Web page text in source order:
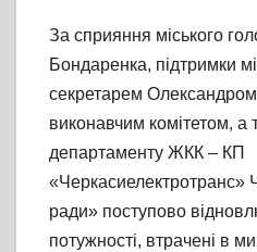
За сприяння міського
Бондаренка, підтримки
секретарем
виконавчим комітетом, а
департаменту ЖКК – КП
«Черкасиелектротранс»
ради» поступово
потужності, втрачені в